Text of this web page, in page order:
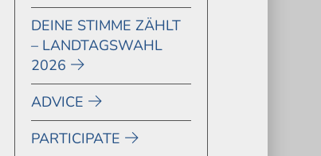
DEINE STIMME ZÄHLT
– LANDTAGSWAHL
2026
ADVICE
PARTICIPATE